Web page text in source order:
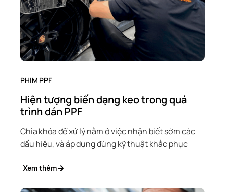
PHIM PPF
Hiện tượng biến dạng keo trong quá
trình dán PPF
Chìa khóa để xử lý nằm ở việc nhận biết sớm các
dấu hiệu, và áp dụng đúng kỹ thuật khắc phục
Xem thêm